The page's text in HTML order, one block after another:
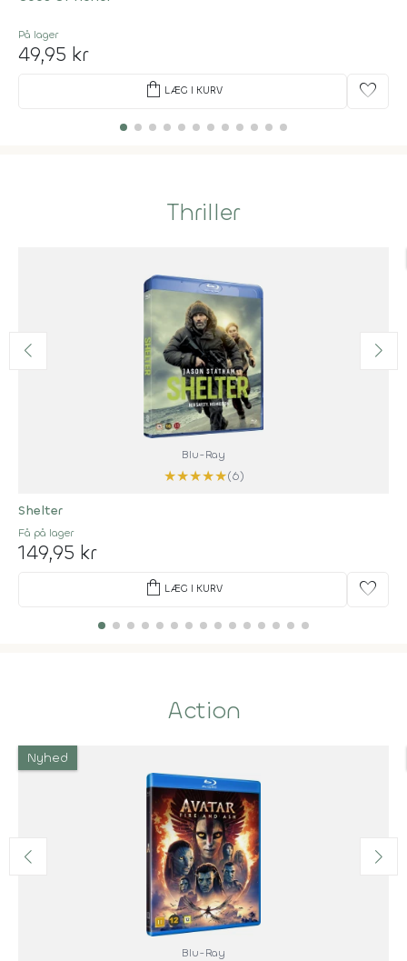
På lager
49,95 kr
shopping_bag LÆG I KURV favorite
Thriller
Blu-Ray
★★★★★(6)
Shelter
Få på lager
149,95 kr
shopping_bag LÆG I KURV favorite
Action
Nyhed
Blu-Ray